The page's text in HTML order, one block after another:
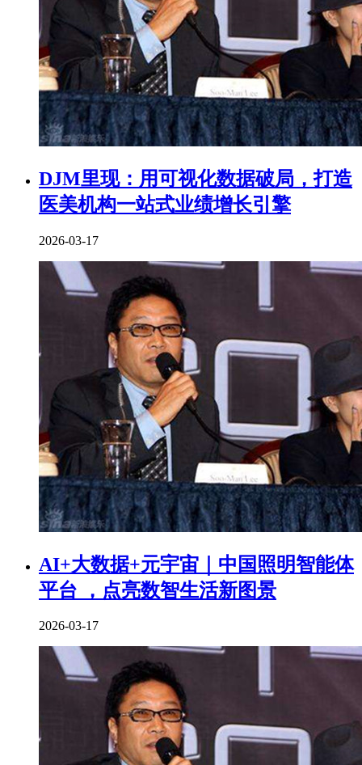
DJM里现：用可视化数据破局，打造
医美机构一站式业绩增长引擎
2026-03-17
AI+大数据+元宇宙｜中国照明智能体
平台 ，点亮数智生活新图景
2026-03-17